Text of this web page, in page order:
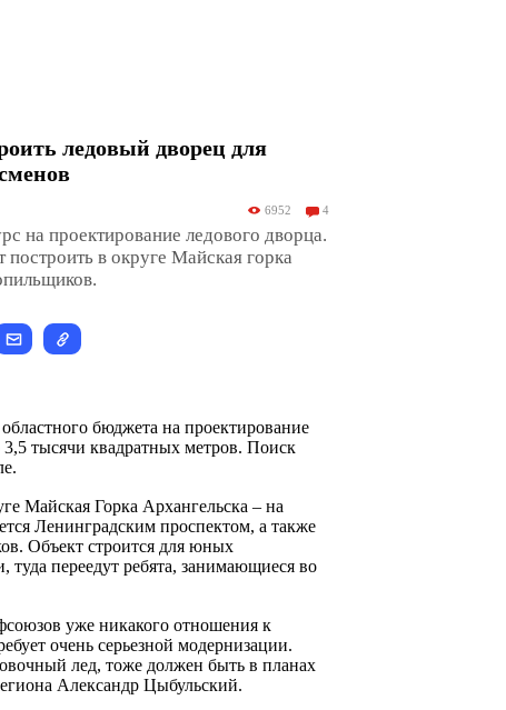
ледовый дворец для
6952 4
на проектирование ледового дворца.
в округе Майская горка
бюджета на проектирование
тысячи квадратных метров. Поиск
Майская Горка Архангельска – на
Ленинградским проспектом, а также
Объект строится для юных
переедут ребята, занимающиеся во
уже никакого отношения к
очень серьезной модернизации.
лед, тоже должен быть в планах
Александр Цыбульский.